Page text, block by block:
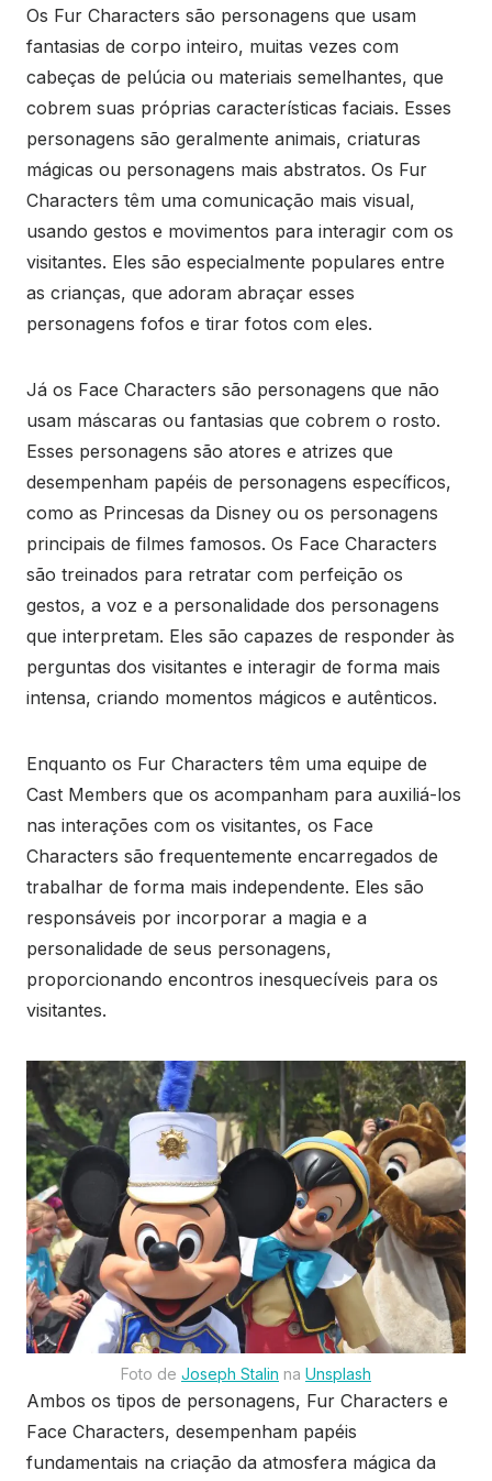
Os Fur Characters são personagens que usam
fantasias de corpo inteiro, muitas vezes com
cabeças de pelúcia ou materiais semelhantes, que
cobrem suas próprias características faciais. Esses
personagens são geralmente animais, criaturas
mágicas ou personagens mais abstratos. Os Fur
Characters têm uma comunicação mais visual,
usando gestos e movimentos para interagir com os
visitantes. Eles são especialmente populares entre
as crianças, que adoram abraçar esses
personagens fofos e tirar fotos com eles.
Já os Face Characters são personagens que não
usam máscaras ou fantasias que cobrem o rosto.
Esses personagens são atores e atrizes que
desempenham papéis de personagens específicos,
como as Princesas da Disney ou os personagens
principais de filmes famosos. Os Face Characters
são treinados para retratar com perfeição os
gestos, a voz e a personalidade dos personagens
que interpretam. Eles são capazes de responder às
perguntas dos visitantes e interagir de forma mais
intensa, criando momentos mágicos e autênticos.
Enquanto os Fur Characters têm uma equipe de
Cast Members que os acompanham para auxiliá-los
nas interações com os visitantes, os Face
Characters são frequentemente encarregados de
trabalhar de forma mais independente. Eles são
responsáveis por incorporar a magia e a
personalidade de seus personagens,
proporcionando encontros inesquecíveis para os
visitantes.
Foto de Joseph Stalin na Unsplash
Ambos os tipos de personagens, Fur Characters e
Face Characters, desempenham papéis
fundamentais na criação da atmosfera mágica da